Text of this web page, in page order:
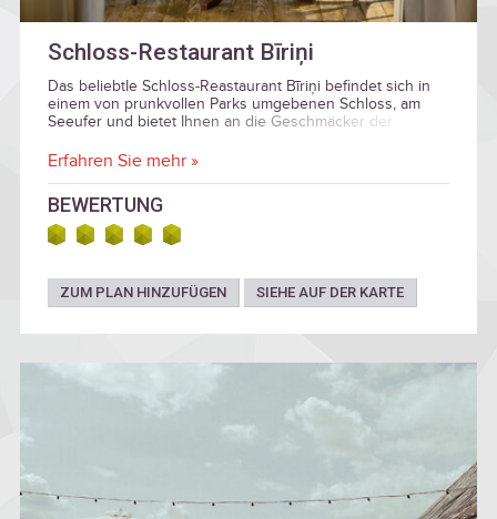
Schloss-Restaurant Bīriņi
Das beliebtIe Schloss-Reastaurant Bīriņi befindet sich in
einem von prunkvollen Parks umgebenen Schloss, am
Seeufer und bietet Ihnen an die Geschmäcker der
Erfahren Sie mehr »
BEWERTUNG
ZUM PLAN HINZUFÜGEN SIEHE AUF DER KARTE